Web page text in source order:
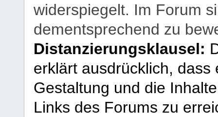
widerspiegelt. Im Forum
dementsprechend zu
Distanzierungsklausel:
erklärt ausdrücklich,
Gestaltung und die
Links des Forums zu